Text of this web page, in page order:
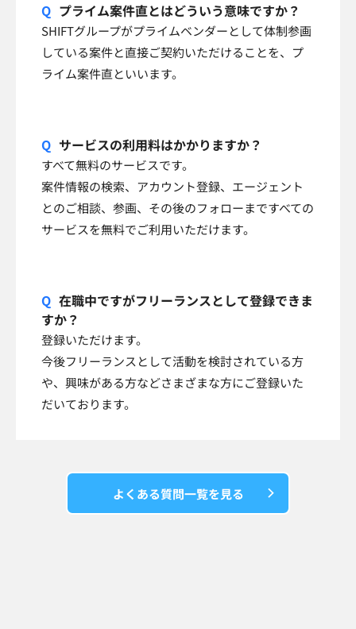
プライム案件直とはどういう意味ですか？
SHIFTグループがプライムベンダーとして体制参画
している案件と直接ご契約いただけることを、プ
ライム案件直といいます。
サービスの利用料はかかりますか？
すべて無料のサービスです。
案件情報の検索、アカウント登録、エージェント
とのご相談、参画、その後のフォローまですべての
サービスを無料でご利用いただけます。
在職中ですがフリーランスとして登録できま
すか？
登録いただけます。
今後フリーランスとして活動を検討されている方
や、興味がある方などさまざまな方にご登録いた
だいております。
よくある質問一覧を見る